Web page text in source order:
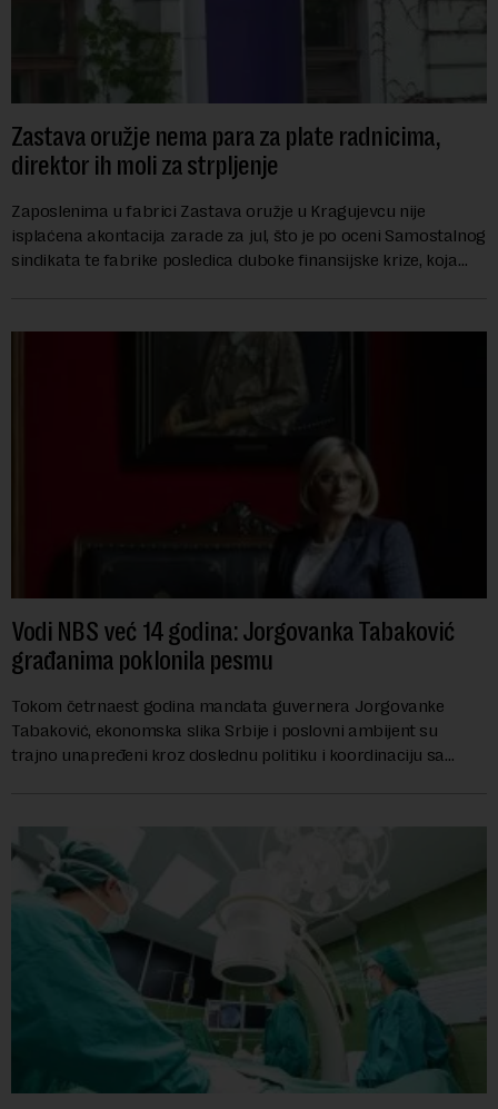
Zastava oružje nema para za plate radnicima,
direktor ih moli za strpljenje
Zaposlenima u fabrici Zastava oružje u Kragujevcu nije
isplaćena akontacija zarade za jul, što je po oceni Samostalnog
sindikata te fabrike posledica duboke finansijske krize, koja
Vodi NBS već 14 godina: Jorgovanka Tabaković
građanima poklonila pesmu
Tokom četrnaest godina mandata guvernera Jorgovanke
Tabaković, ekonomska slika Srbije i poslovni ambijent su
trajno unapređeni kroz doslednu politiku i koordinaciju sa